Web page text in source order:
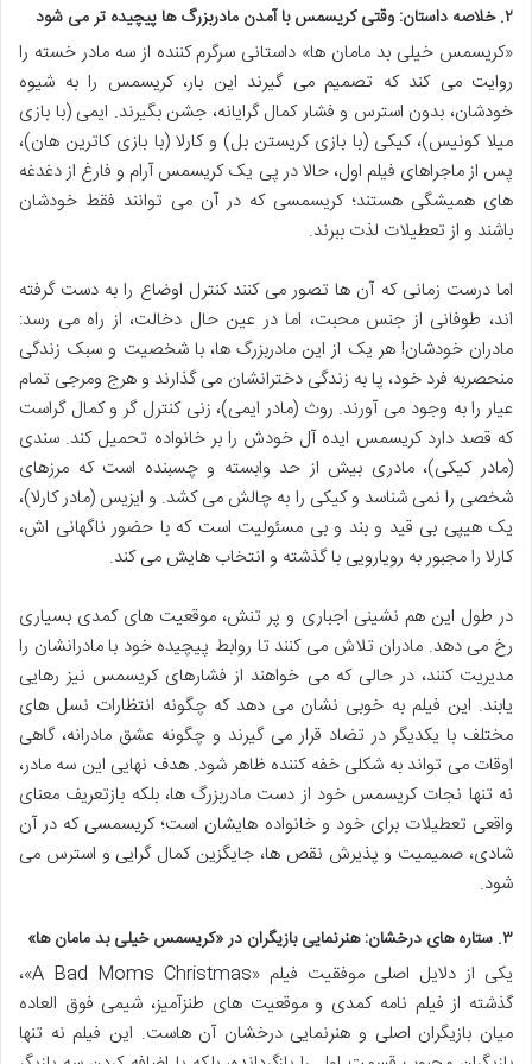
۲. خلاصه داستان: وقتی کریسمس با آمدن مادربزرگ ها پیچیده تر می شود
«کریسمس خیلی بد مامان ها» داستانی سرگرم کننده از سه مادر خسته را
روایت می کند که تصمیم می گیرند این بار، کریسمس را به شیوه
خودشان، بدون استرس و فشار کمال گرایانه، جشن بگیرند. ایمی (با بازی
میلا کونیس)، کیکی (با بازی کریستن بل) و کارلا (با بازی کاترین هان)،
پس از ماجراهای فیلم اول، حالا در پی یک کریسمس آرام و فارغ از دغدغه
های همیشگی هستند؛ کریسمسی که در آن می توانند فقط خودشان
باشند و از تعطیلات لذت ببرند.
اما درست زمانی که آن ها تصور می کنند کنترل اوضاع را به دست گرفته
اند، طوفانی از جنس محبت، اما در عین حال دخالت، از راه می رسد:
مادران خودشان! هر یک از این مادربزرگ ها، با شخصیت و سبک زندگی
منحصربه فرد خود، پا به زندگی دخترانشان می گذارند و هرج ومرجی تمام
عیار را به وجود می آورند. روث (مادر ایمی)، زنی کنترل گر و کمال گراست
که قصد دارد کریسمس ایده آل خودش را بر خانواده تحمیل کند. سندی
(مادر کیکی)، مادری بیش از حد وابسته و چسبنده است که مرزهای
شخصی را نمی شناسد و کیکی را به چالش می کشد. و ایزیس (مادر کارلا)،
یک هیپی بی قید و بند و بی مسئولیت است که با حضور ناگهانی اش،
کارلا را مجبور به رویارویی با گذشته و انتخاب هایش می کند.
در طول این هم نشینی اجباری و پر تنش، موقعیت های کمدی بسیاری
رخ می دهد. مادران تلاش می کنند تا روابط پیچیده خود با مادرانشان را
مدیریت کنند، در حالی که می خواهند از فشارهای کریسمس نیز رهایی
یابند. این فیلم به خوبی نشان می دهد که چگونه انتظارات نسل های
مختلف با یکدیگر در تضاد قرار می گیرند و چگونه عشق مادرانه، گاهی
اوقات می تواند به شکلی خفه کننده ظاهر شود. هدف نهایی این سه مادر،
نه تنها نجات کریسمس خود از دست مادربزرگ ها، بلکه بازتعریف معنای
واقعی تعطیلات برای خود و خانواده هایشان است؛ کریسمسی که در آن
شادی، صمیمیت و پذیرش نقص ها، جایگزین کمال گرایی و استرس می
شود.
۳. ستاره های درخشان: هنرنمایی بازیگران در «کریسمس خیلی بد مامان ها»
یکی از دلایل اصلی موفقیت فیلم «A Bad Moms Christmas»،
گذشته از فیلم نامه کمدی و موقعیت های طنزآمیز، شیمی فوق العاده
میان بازیگران اصلی و هنرنمایی درخشان آن هاست. این فیلم نه تنها